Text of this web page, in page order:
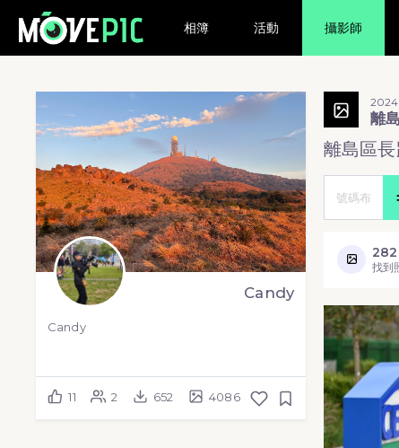
相簿 活動 攝影師
Candy
Candy
11 2 652 4086
離
離島區
282
找到